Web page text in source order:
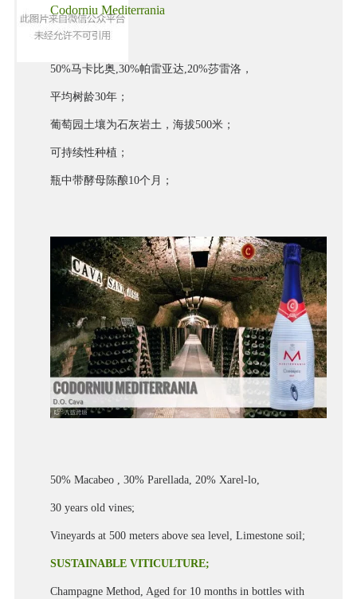
Codorniu Mediterrania
50%马卡比奥,30%帕雷亚达,20%莎雷洛，
平均树龄30年；
葡萄园土壤为石灰岩土，海拔500米；
可持续性种植；
瓶中带酵母陈酿10个月；
50% Macabeo , 30% Parellada, 20% Xarel-lo,
30 years old vines;
Vineyards at 500 meters above sea level, Limestone soil;
SUSTAINABLE VITICULTURE;
Champagne Method, Aged for 10 months in bottles with